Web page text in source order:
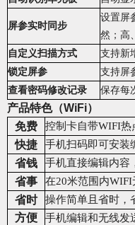
屏参实时同步
设置屏
然 ； 高
自定义扫描方式
支持新
锁定屏参
支持屏
查看密码修改记录
保存每
产品特色（WiFi）
免费
控制 卡自带WIFI热
快捷 手机扫码即可安装
省钱 手机直接编辑内容
省事 在20米范围内
省时 操作简单且省时，
方便 手机编辑和无线发